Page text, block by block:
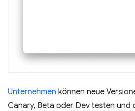
Unternehmen können neue
Canary, Beta oder Dev testen und